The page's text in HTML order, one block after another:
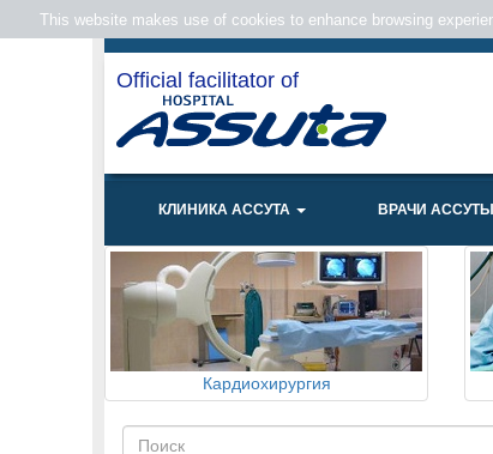
Official facilitator of
КЛИНИКА АССУТА ВРАЧИ АССУТЫ
Кардиохирургия
This website makes use of cookies to enhance browsing